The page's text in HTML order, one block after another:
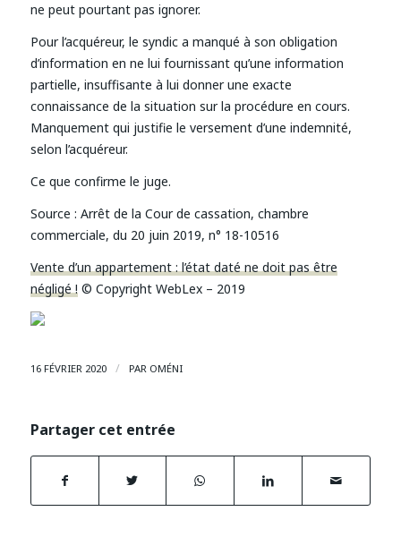
ne peut pourtant pas ignorer.
Pour l’acquéreur, le syndic a manqué à son obligation
d’information en ne lui fournissant qu’une information
partielle, insuffisante à lui donner une exacte
connaissance de la situation sur la procédure en cours.
Manquement qui justifie le versement d’une indemnité,
selon l’acquéreur.
Ce que confirme le juge.
Source : Arrêt de la Cour de cassation, chambre
commerciale, du 20 juin 2019, n° 18-10516
Vente d’un appartement : l’état daté ne doit pas être
négligé ! © Copyright WebLex – 2019
16 FÉVRIER 2020 / PAR OMÉNI
Partager cet entrée